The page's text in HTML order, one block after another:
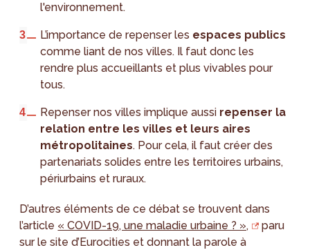
l'environnement.
L’importance de repenser les espaces publics
comme liant de nos villes. Il faut donc les
rendre plus accueillants et plus vivables pour
tous.
Repenser nos villes implique aussi repenser la
relation entre les villes et leurs aires
métropolitaines. Pour cela, il faut créer des
partenariats solides entre les territoires urbains,
périurbains et ruraux.
D’autres éléments de ce débat se trouvent dans
l’article « COVID-19, une maladie urbaine ? »,
paru
sur le site d’Eurocities et donnant la parole à